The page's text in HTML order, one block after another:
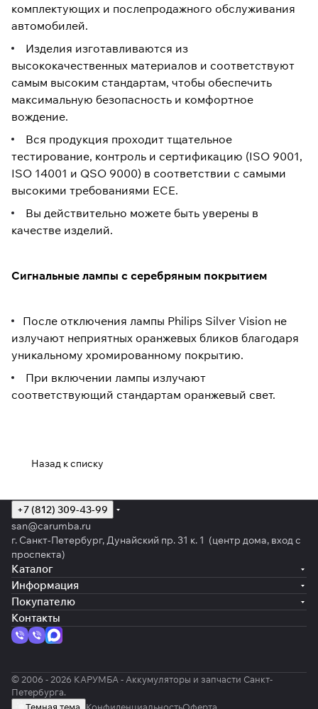
комплектующих и послепродажного обслуживания
автомобилей.
Изделия изготавливаются из
высококачественных материалов и соответствуют
самым высоким стандартам, чтобы обеспечить
максимальную безопасность и комфортное
вождение.
Вся продукция проходит тщательное
тестирование, контроль и сертификацию (ISO 9001,
ISO 14001 и QSO 9000) в соответствии с самыми
высокими требованиями ECE.
Вы действительно можете быть уверены в
качестве изделий.
Сигнальные лампы с серебряным покрытием
После отключения лампы Philips Silver Vision не
излучают неприятных оранжевых бликов благодаря
уникальному хромированному покрытию.
При включении лампы излучают
соответствующий стандартам оранжевый свет.
Назад к списку
+7 (812) 309-43-99
san@carumba.ru
г. Санкт-Петербург, Дунайский пр. 31 к. 1 (центр дома, вход с
проспекта)
Каталог
Информация
Покупателю
Контакты
© 2006 - 2026 КАРУМБА - Аккумуляторы и запчасти Санкт-
Петербурга.